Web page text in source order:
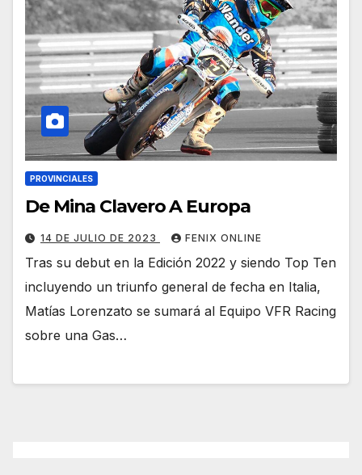
PROVINCIALES
De Mina Clavero A Europa
14 DE JULIO DE 2023 FENIX ONLINE
Tras su debut en la Edición 2022 y siendo Top Ten
incluyendo un triunfo general de fecha en Italia,
Matías Lorenzato se sumará al Equipo VFR Racing
sobre una Gas…